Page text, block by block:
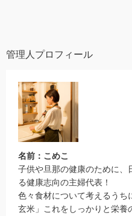
管理人プロフィール
名前：こめこ
子供や旦那の健康のために、
る健康志向の主婦代表！
色々食材について考えるうち
玄米」これをしっかりと栄養